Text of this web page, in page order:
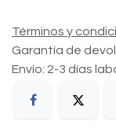
Términos y
Garantía de
Envío: 2-3 días